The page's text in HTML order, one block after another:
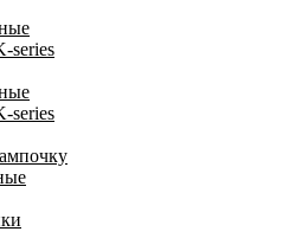
series
series